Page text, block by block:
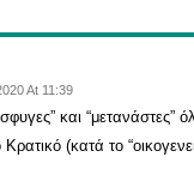
At 11:39
και “μετανάστες”
(κατά το